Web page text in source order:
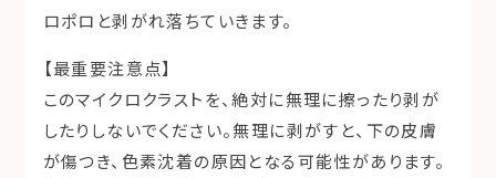
ロポロと剥がれ落ちていきます。
【最重要注意点】
このマイクロクラストを、絶対に無理に擦ったり剥が
したりしないでください。無理に剥がすと、下の皮膚
が傷つき、色素沈着の原因となる可能性があります。